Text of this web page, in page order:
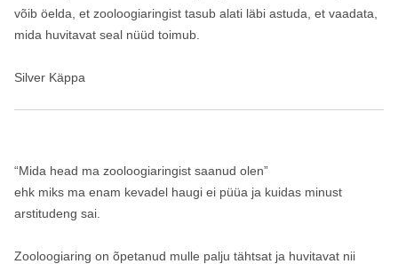
võib öelda, et zooloogiaringist tasub alati läbi astuda, et vaadata,
mida huvitavat seal nüüd toimub.
Silver Käppa
“Mida head ma zooloogiaringist saanud olen”
ehk miks ma enam kevadel haugi ei püüa ja kuidas minust
arstitudeng sai.
Zooloogiaring on õpetanud mulle palju tähtsat ja huvitavat nii